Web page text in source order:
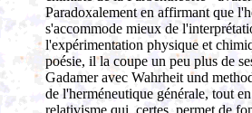
Paradoxalement en affirmant que
s'accommode mieux de
l'expérimentation physique et
poésie, il la coupe un peu plus de
Gadamer avec Wahrheit und
de l'herméneutique générale, tout
relativisme qui, certes, permet de